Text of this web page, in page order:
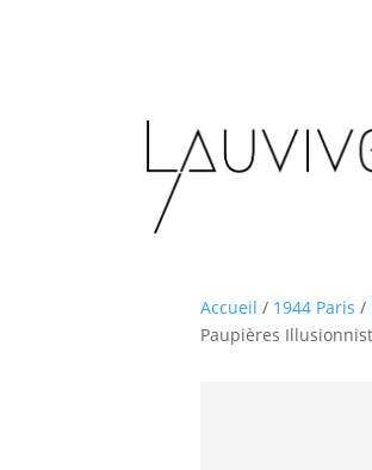
Accueil / 1944 Paris /
Paupières